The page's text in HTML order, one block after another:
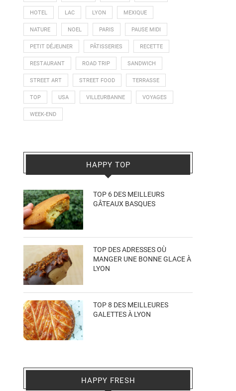
HOTEL LAC LYON MEXIQUE
NATURE NOEL PARIS PAUSE MIDI
PETIT DÉJEUNER PÂTISSERIES RECETTE
RESTAURANT ROAD TRIP SANDWICH
STREET ART STREET FOOD TERRASSE
TOP USA VILLEURBANNE VOYAGES
WEEK-END
HAPPY TOP
TOP 6 DES MEILLEURS
GÂTEAUX BASQUES
TOP DES ADRESSES OÙ
MANGER UNE BONNE GLACE À
LYON
TOP 8 DES MEILLEURES
GALETTES À LYON
HAPPY FRESH